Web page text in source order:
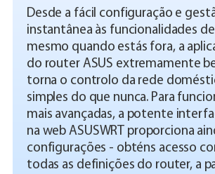
Desde a fácil configuração e
instantânea às funcionalidades
mesmo quando estás fora, a
do router ASUS extremamente
torna o controlo da rede
simples do que nunca. Para
mais avançadas, a potente
na web ASUSWRT proporciona
configurações - obténs acesso
todas as definições do router, a